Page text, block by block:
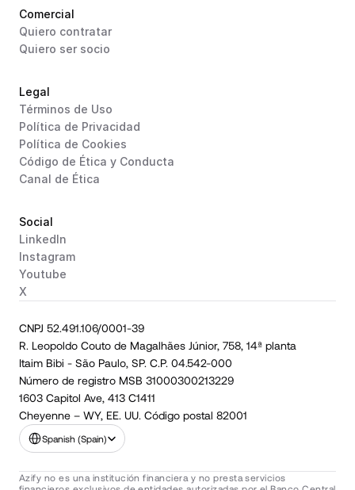
Comercial
Quiero contratar
Quiero ser socio
Legal
Términos de Uso
Política de Privacidad
Política de Cookies
Código de Ética y Conducta
Canal de Ética
Social
LinkedIn
Instagram
Youtube
X
CNPJ 52.491.106/0001-39
R. Leopoldo Couto de Magalhães Júnior, 758, 14ª planta
Itaim Bibi - São Paulo, SP. C.P. 04.542-000
Número de registro MSB 31000300213229
1603 Capitol Ave, 413 C1411
Cheyenne – WY, EE. UU. Código postal 82001
Select Language
Spanish (Spain)
Azify no es una institución financiera y no presta servicios